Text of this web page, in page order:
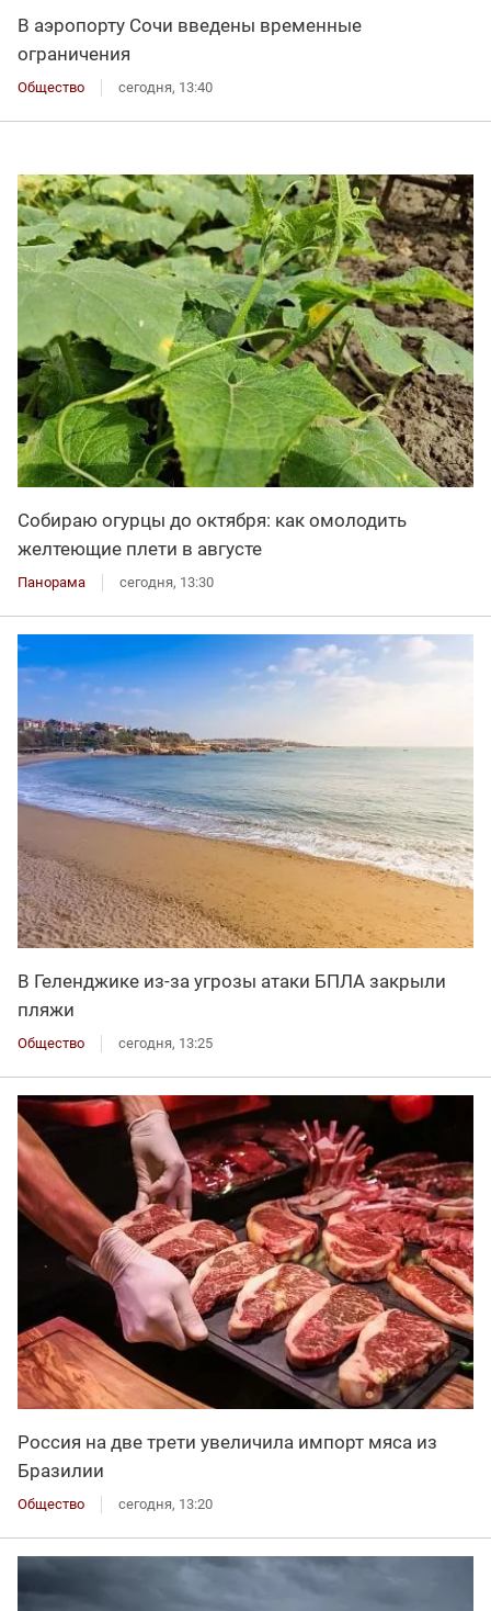
В аэропорту Сочи введены временные
ограничения
Общество сегодня, 13:40
Собираю огурцы до октября: как омолодить
желтеющие плети в августе
Панорама сегодня, 13:30
В Геленджике из-за угрозы атаки БПЛА закрыли
пляжи
Общество сегодня, 13:25
Россия на две трети увеличила импорт мяса из
Бразилии
Общество сегодня, 13:20